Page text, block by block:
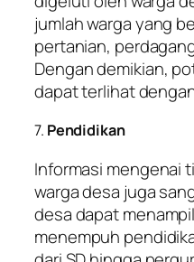
jumlah warga yang
pertanian,
Dengan demikian,
dapat terlihat
7. Pendidikan
Informasi mengenai
warga desa juga
desa dapat
menempuh